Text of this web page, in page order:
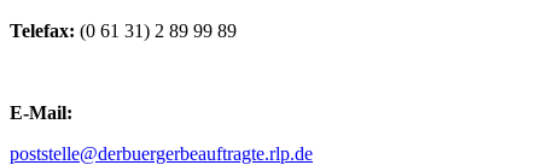
Telefax: (0 61 31) 2 89 99 89
E-Mail:
poststelle@derbuergerbeauftragte.rlp.de